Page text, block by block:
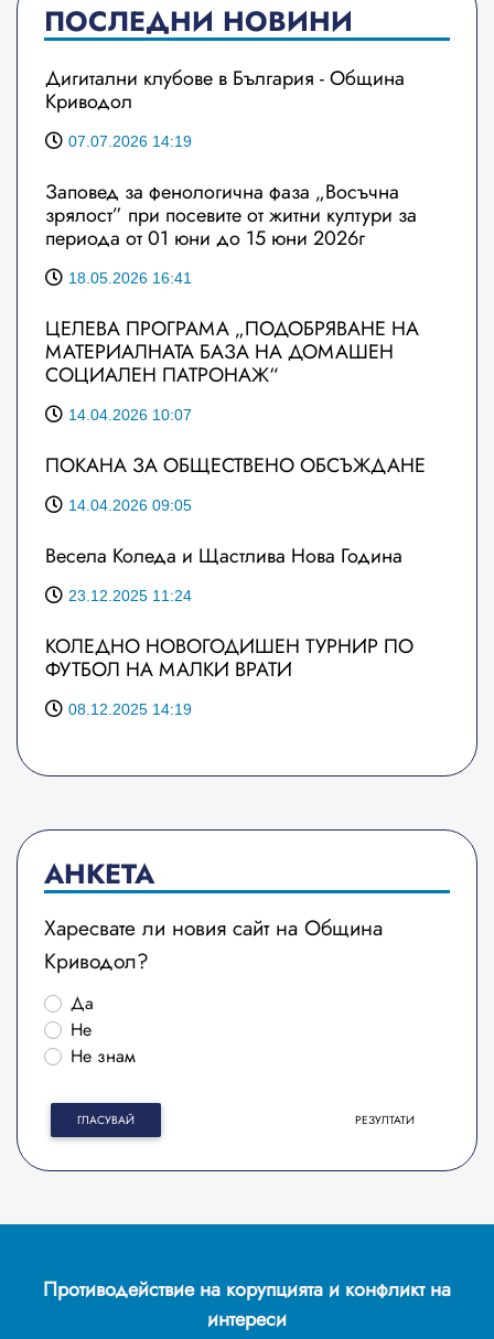
ПОСЛЕДНИ НОВИНИ
Дигитални клубове в България - Община
Криводол
07.07.2026 14:19
Заповед за фенологична фаза „Восъчна
зрялост” при посевите от житни култури за
периода от 01 юни до 15 юни 2026г
18.05.2026 16:41
ЦЕЛЕВА ПРОГРАМА „ПОДОБРЯВАНЕ НА
МАТЕРИАЛНАТА БАЗА НА ДОМАШЕН
СОЦИАЛЕН ПАТРОНАЖ“
14.04.2026 10:07
ПОКАНА ЗА ОБЩЕСТВЕНО ОБСЪЖДАНЕ
14.04.2026 09:05
Весела Коледа и Щастлива Нова Година
23.12.2025 11:24
КОЛЕДНО НОВОГОДИШЕН ТУРНИР ПО
ФУТБОЛ НА МАЛКИ ВРАТИ
08.12.2025 14:19
АНКЕТА
Харесвате ли новия сайт на Община
Криводол?
Да
Не
Не знам
ГЛАСУВАЙ РЕЗУЛТАТИ
Противодействие на корупцията и конфликт на
интереси